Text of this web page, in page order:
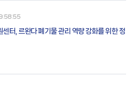
터, 르완다 폐기물 관리 역량 강화를 위한 정